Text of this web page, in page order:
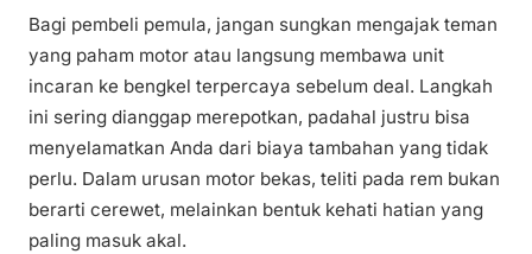
Bagi pembeli pemula, jangan sungkan mengajak teman
yang paham motor atau langsung membawa unit
incaran ke bengkel terpercaya sebelum deal. Langkah
ini sering dianggap merepotkan, padahal justru bisa
menyelamatkan Anda dari biaya tambahan yang tidak
perlu. Dalam urusan motor bekas, teliti pada rem bukan
berarti cerewet, melainkan bentuk kehati hatian yang
paling masuk akal.